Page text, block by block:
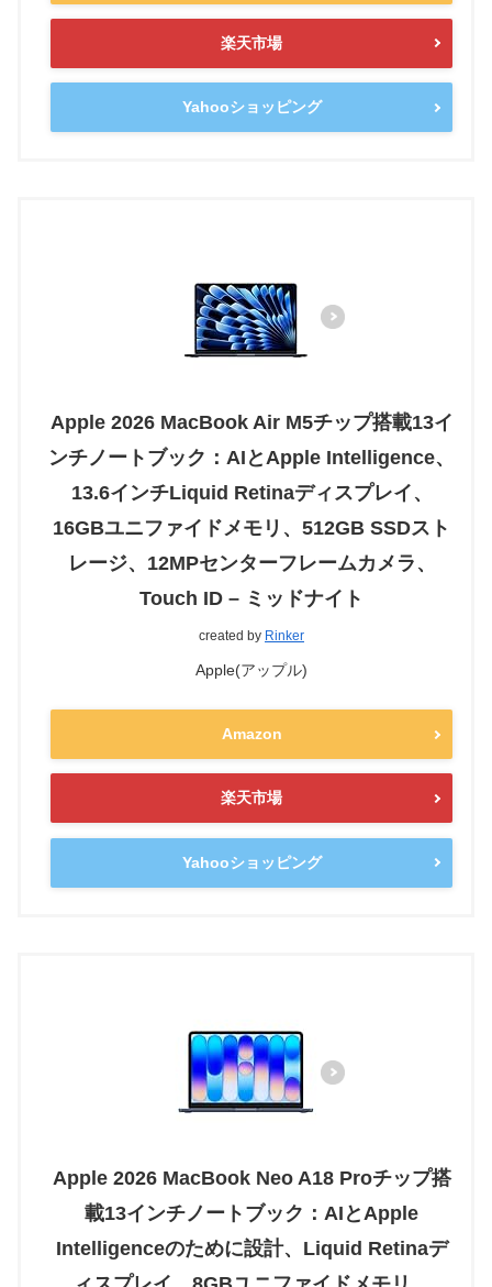
楽天市場
Yahooショッピング
Apple 2026 MacBook Air M5チップ搭載13イ
ンチノートブック：AIとApple Intelligence、
13.6インチLiquid Retinaディスプレイ、
16GBユニファイドメモリ、512GB SSDスト
レージ、12MPセンターフレームカメラ、
Touch ID – ミッドナイト
created by Rinker
Apple(アップル)
Amazon
楽天市場
Yahooショッピング
Apple 2026 MacBook Neo A18 Proチップ搭
載13インチノートブック：AIとApple
Intelligenceのために設計、Liquid Retinaデ